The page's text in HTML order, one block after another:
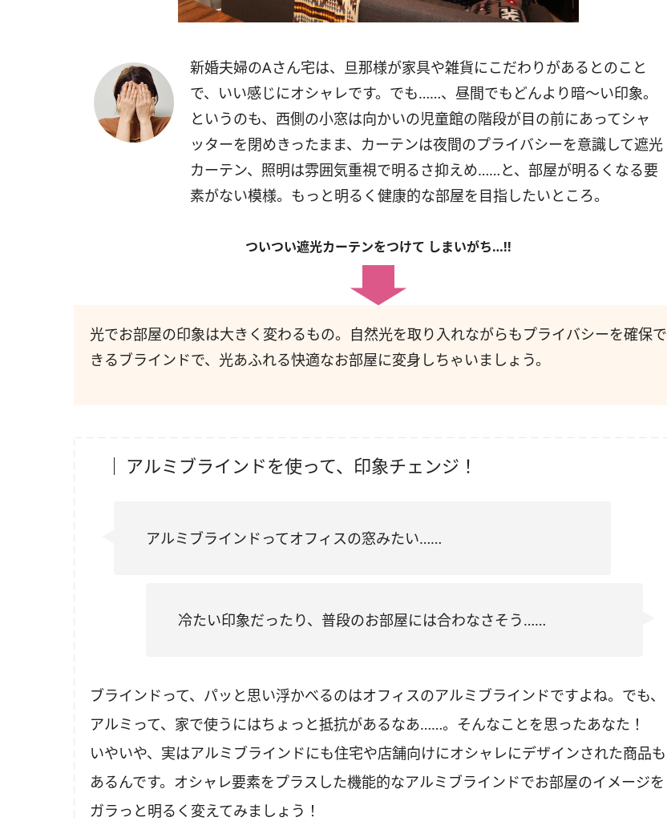
新婚夫婦のAさん宅は、旦那様が家具や雑貨にこだわりがあるとのこと
で、いい感じにオシャレです。でも……、昼間でもどんより暗～い印象。
というのも、西側の小窓は向かいの児童館の階段が目の前にあってシャ
ッターを閉めきったまま、カーテンは夜間のプライバシーを意識して遮光
カーテン、照明は雰囲気重視で明るさ抑えめ……と、部屋が明るくなる要
素がない模様。もっと明るく健康的な部屋を目指したいところ。
ついつい遮光カーテンをつけて しまいがち…!!
光でお部屋の印象は大きく変わるもの。自然光を取り入れながらもプライバシーを確保で
きるブラインドで、光あふれる快適なお部屋に変身しちゃいましょう。
アルミブラインドを使って、印象チェンジ！
アルミブラインドってオフィスの窓みたい……
冷たい印象だったり、普段のお部屋には合わなさそう……
ブラインドって、パッと思い浮かべるのはオフィスのアルミブラインドですよね。でも、
アルミって、家で使うにはちょっと抵抗があるなあ……。そんなことを思ったあなた！
いやいや、実はアルミブラインドにも住宅や店舗向けにオシャレにデザインされた商品も
あるんです。オシャレ要素をプラスした機能的なアルミブラインドでお部屋のイメージを
ガラっと明るく変えてみましょう！